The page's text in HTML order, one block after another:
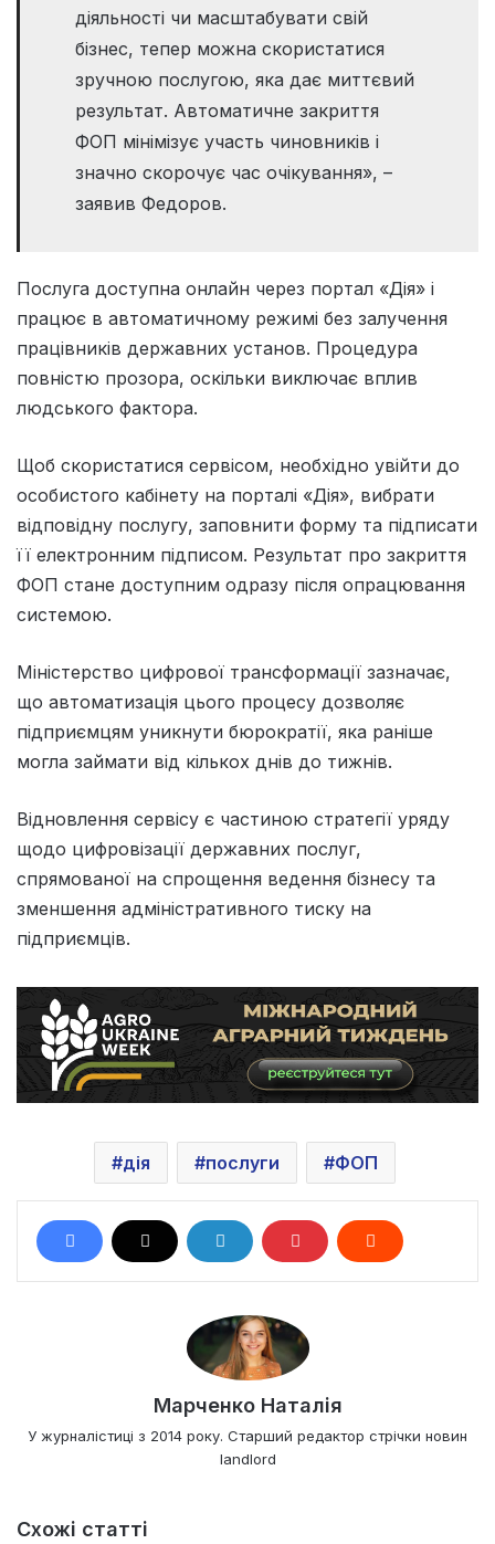
діяльності чи масштабувати свій
бізнес, тепер можна скористатися
зручною послугою, яка дає миттєвий
результат. Автоматичне закриття
ФОП мінімізує участь чиновників і
значно скорочує час очікування», –
заявив Федоров.
Послуга доступна онлайн через портал «Дія» і
працює в автоматичному режимі без залучення
працівників державних установ. Процедура
повністю прозора, оскільки виключає вплив
людського фактора.
Щоб скористатися сервісом, необхідно увійти до
особистого кабінету на порталі «Дія», вибрати
відповідну послугу, заповнити форму та підписати
її електронним підписом. Результат про закриття
ФОП стане доступним одразу після опрацювання
системою.
Міністерство цифрової трансформації зазначає,
що автоматизація цього процесу дозволяє
підприємцям уникнути бюрократії, яка раніше
могла займати від кількох днів до тижнів.
Відновлення сервісу є частиною стратегії уряду
щодо цифровізації державних послуг,
спрямованої на спрощення ведення бізнесу та
зменшення адміністративного тиску на
підприємців.
дія послуги ФОП
Марченко Наталія
У журналістиці з 2014 року. Старший редактор стрічки новин
landlord
Схожі статті